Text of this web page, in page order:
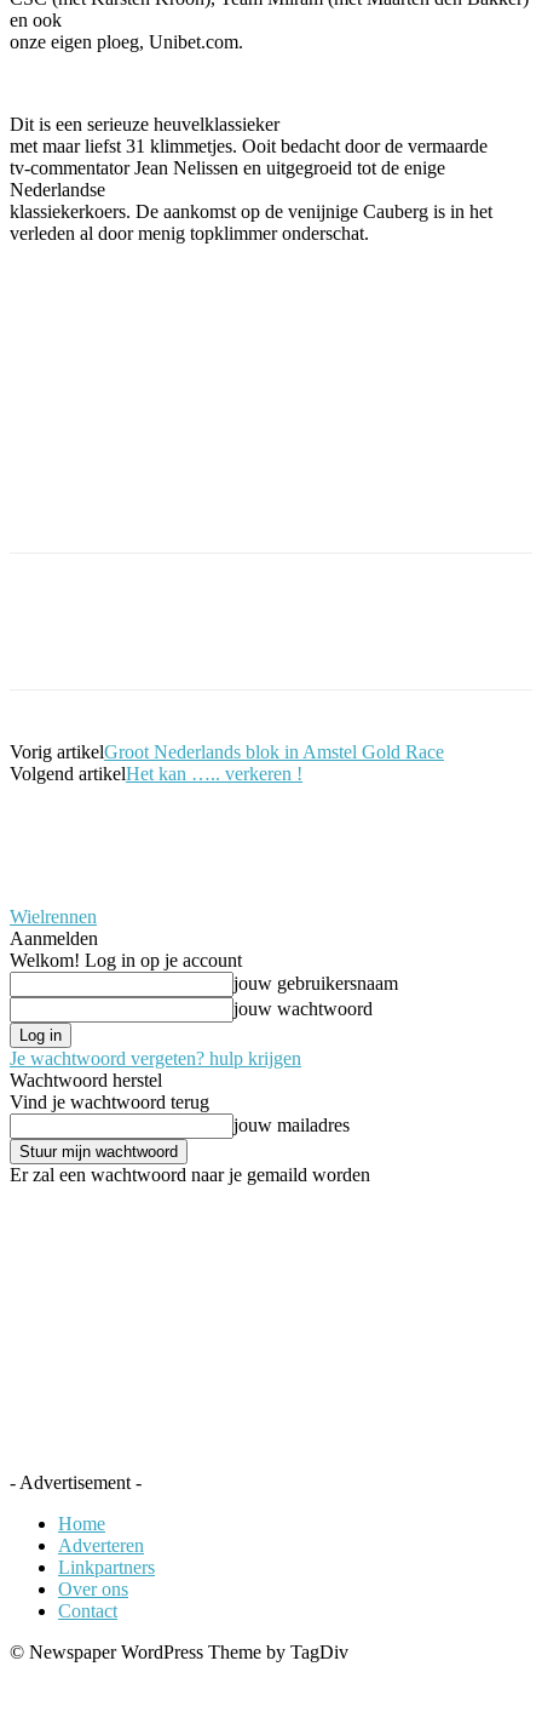
en ook
onze eigen ploeg, Unibet.com.
Dit is een serieuze heuvelklassieker
met maar liefst 31 klimmetjes. Ooit bedacht door de vermaarde
tv-commentator Jean Nelissen en uitgegroeid tot de enige
Nederlandse
klassiekerkoers. De aankomst op de venijnige Cauberg is in het
verleden al door menig topklimmer onderschat.
Vorig artikelGroot Nederlands blok in Amstel Gold Race
Volgend artikelHet kan ….. verkeren !
Wielrennen
Aanmelden
Welkom! Log in op je account
jouw gebruikersnaam
jouw wachtwoord
Je wachtwoord vergeten? hulp krijgen
Wachtwoord herstel
Vind je wachtwoord terug
jouw mailadres
Er zal een wachtwoord naar je gemaild worden
- Advertisement -
Home
Adverteren
Linkpartners
Over ons
Contact
© Newspaper WordPress Theme by TagDiv